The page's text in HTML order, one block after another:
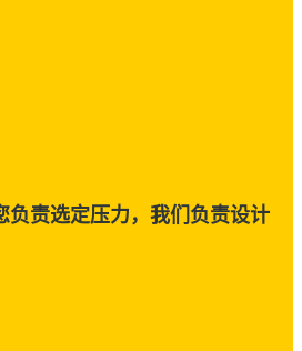
负责选定压力，我们负责设计